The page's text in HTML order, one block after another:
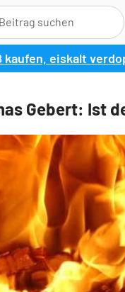
kaufen, eiskalt
Gebert: Ist